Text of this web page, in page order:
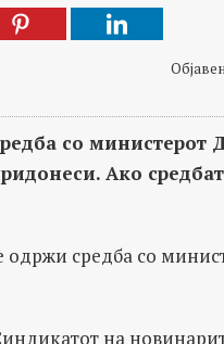
со министерот
Ако
средба со
на